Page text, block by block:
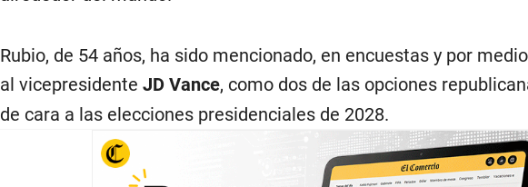
Rubio, de 54 años, ha sido mencionado, en encuestas y por
al vicepresidente JD Vance, como dos de las opciones
de cara a las elecciones presidenciales de 2028.